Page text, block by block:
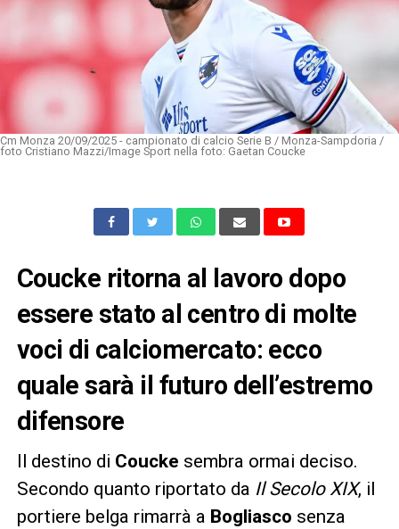
Cm Monza 20/09/2025 - campionato di calcio Serie B / Monza-Sampdoria /
foto Cristiano Mazzi/Image Sport nella foto: Gaetan Coucke
Coucke ritorna al lavoro dopo
essere stato al centro di molte
voci di calciomercato: ecco
quale sarà il futuro dell’estremo
difensore
Il destino di Coucke sembra ormai deciso.
Secondo quanto riportato da Il Secolo XIX, il
portiere belga rimarrà a Bogliasco senza